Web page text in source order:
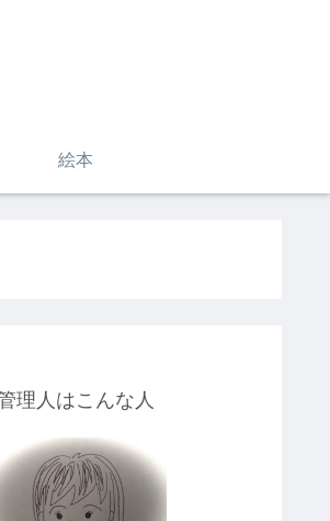
絵本
理人はこんな人